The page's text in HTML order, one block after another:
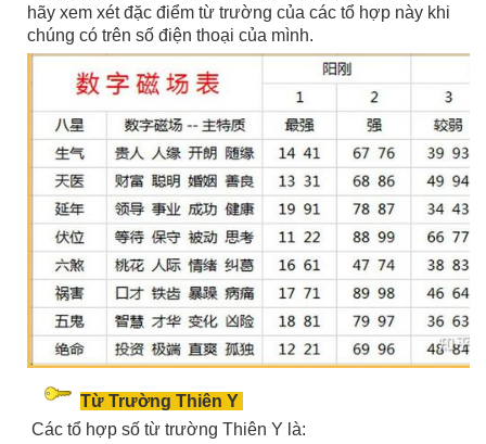
hãy xem xét đặc điểm từ trường của các tổ hợp này khi
chúng có trên số điện thoại của mình.
Từ Trường Thiên Y
Các tổ hợp số từ trường Thiên Y là: